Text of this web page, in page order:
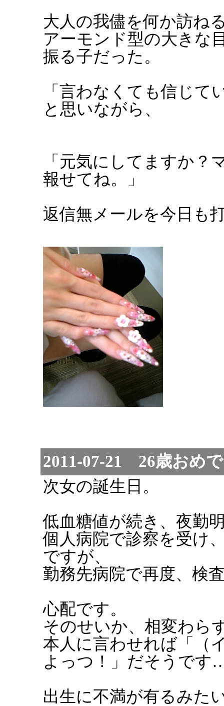
大人の我儘を何か訪ね
アーモンド型の大きな
振る子だった。
「言わなくても信じて
と思いながら、
「元気にしてますか？
報せてね。」
返信無メールを今日も
2011-07-21 26歳おめ
次女の誕生日。
低血糖値が続き、夜勤
個人病院で診察を受け
ですが、
勤務先病院で再度、検
心配です。
そのせいか、相変わら
本人に言わせれば「（
よっつ！」だそうです
出生に不満が有るみた